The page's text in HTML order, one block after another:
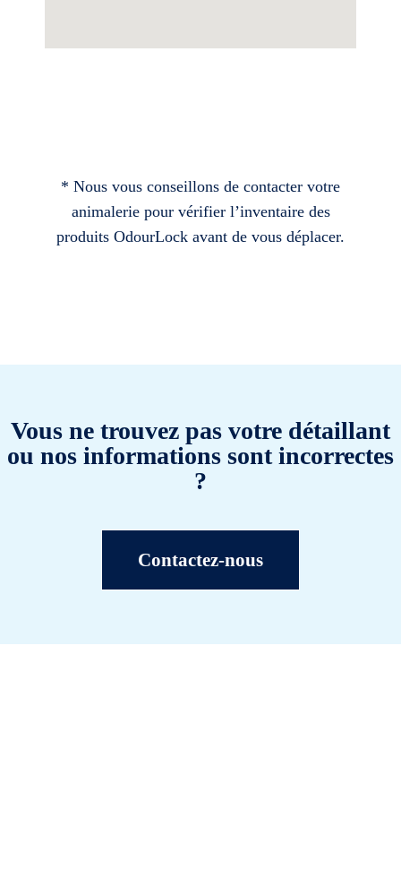
* Nous vous conseillons de contacter votre
animalerie pour vérifier l’inventaire des
produits OdourLock avant de vous déplacer.
Vous ne trouvez pas votre détaillant
ou nos informations sont incorrectes
?
Contactez-nous